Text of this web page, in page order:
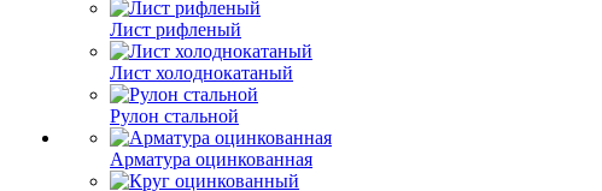
Лист рифленый
Лист холоднокатаный
Рулон стальной
Арматура оцинкованная